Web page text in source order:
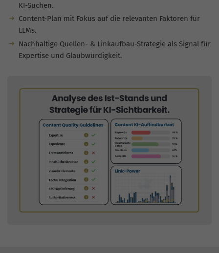
KI-Suchen.
Content-Plan mit Fokus auf die relevanten Faktoren für
LLMs.
Nachhaltige Quellen- & Linkaufbau-Strategie als Signal für
Expertise und Glaubwürdigkeit.